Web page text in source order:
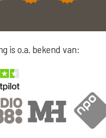
is o.a. bekend van: